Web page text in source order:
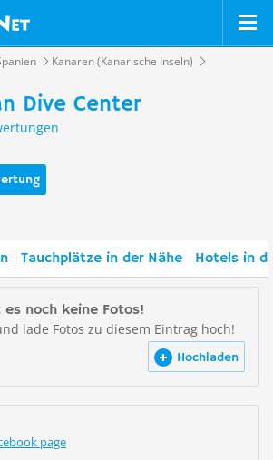
Kanaren (Kanarische Inseln)
Dive Center
Tauchplätze in der Nähe Hotels in
es noch keine Fotos!
lade Fotos zu diesem Eintrag hoch!
Hochladen
page